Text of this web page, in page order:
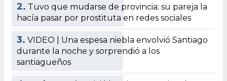
2. Tuvo que mudarse de provincia: su pareja la
hacía pasar por prostituta en redes sociales
3. VIDEO | Una espesa niebla envolvió Santiago
durante la noche y sorprendió a los
santiagueños